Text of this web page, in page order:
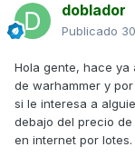
doblador
Publicado
Hola gente, hace
de warhammer y
si le interesa a
debajo del precio
en internet por lotes.